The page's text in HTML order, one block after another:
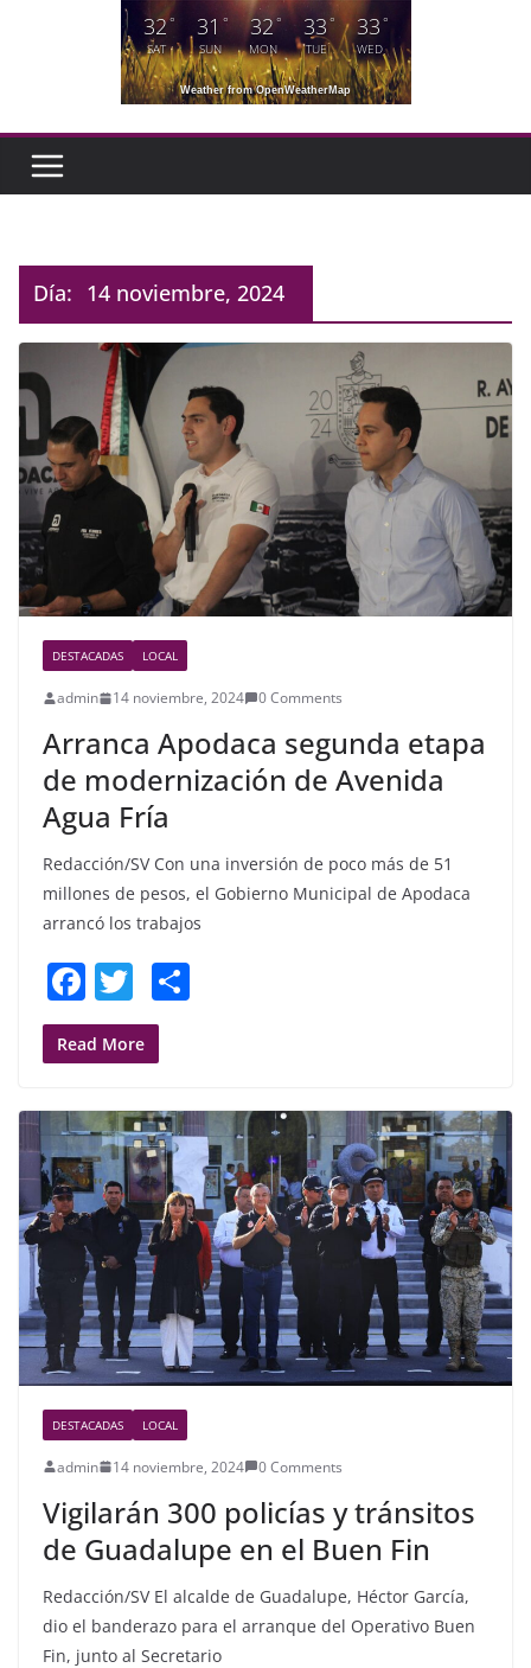
32°
SAT
31 °
SUN
32°
MON
33 °
TUE
33 °
WED
Weather from OpenWeatherMap
Día: 14 noviembre, 2024
DESTACADAS LOCAL
admin 14 noviembre, 2024 0 Comments
Arranca Apodaca segunda etapa
de modernización de Avenida
Agua Fría
Redacción/SV Con una inversión de poco más de 51
millones de pesos, el Gobierno Municipal de Apodaca
arrancó los trabajos
F
a
c
b
o
o
k
T
w
itt
Read More
DESTACADAS LOCAL
admin 14 noviembre, 2024 0 Comments
Vigilarán 300 policías y tránsitos
de Guadalupe en el Buen Fin
Redacción/SV El alcalde de Guadalupe, Héctor García,
dio el banderazo para el arranque del Operativo Buen
Fin, junto al Secretario